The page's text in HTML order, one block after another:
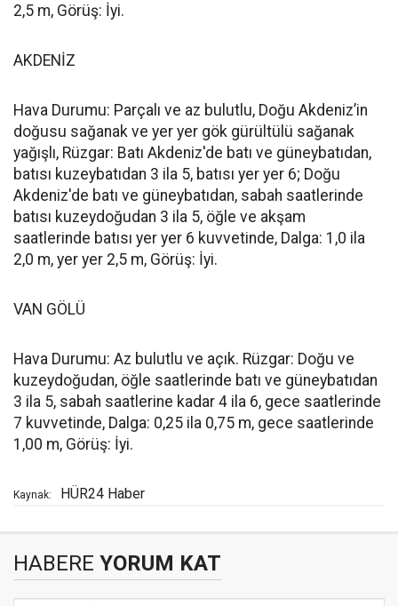
2,5 m, Görüş: İyi.
AKDENİZ
Hava Durumu: Parçalı ve az bulutlu, Doğu Akdeniz’in
doğusu sağanak ve yer yer gök gürültülü sağanak
yağışlı, Rüzgar: Batı Akdeniz'de batı ve güneybatıdan,
batısı kuzeybatıdan 3 ila 5, batısı yer yer 6; Doğu
Akdeniz'de batı ve güneybatıdan, sabah saatlerinde
batısı kuzeydoğudan 3 ila 5, öğle ve akşam
saatlerinde batısı yer yer 6 kuvvetinde, Dalga: 1,0 ila
2,0 m, yer yer 2,5 m, Görüş: İyi.
VAN GÖLÜ
Hava Durumu: Az bulutlu ve açık. Rüzgar: Doğu ve
kuzeydoğudan, öğle saatlerinde batı ve güneybatıdan
3 ila 5, sabah saatlerine kadar 4 ila 6, gece saatlerinde
7 kuvvetinde, Dalga: 0,25 ila 0,75 m, gece saatlerinde
1,00 m, Görüş: İyi.
Kaynak: HÜR24 Haber
HABERE YORUM KAT